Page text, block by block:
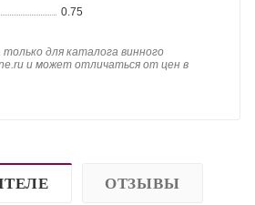
0.75
для каталога винного
и может отличаться от цен в
ОТЗЫВЫ